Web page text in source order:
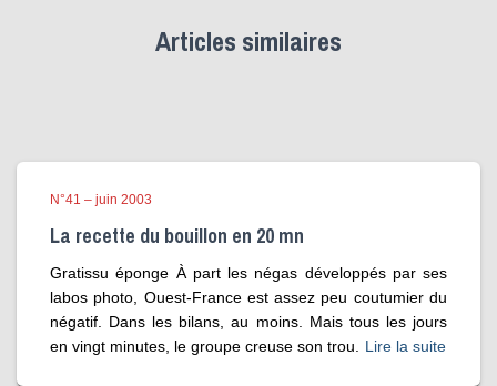
Articles similaires
N°41 – juin 2003
La recette du bouillon en 20 mn
Gratissu éponge À part les négas développés par ses
labos photo, Ouest-France est assez peu coutumier du
négatif. Dans les bilans, au moins. Mais tous les jours
en vingt minutes, le groupe creuse son trou.
Lire la suite